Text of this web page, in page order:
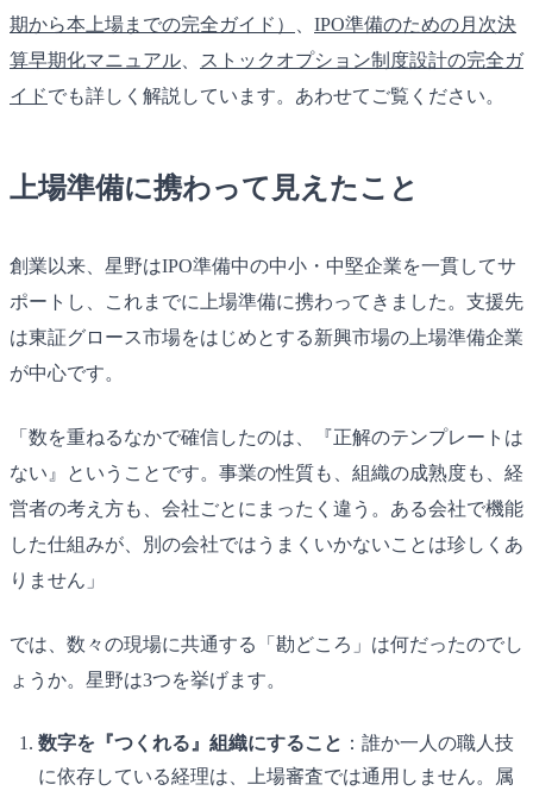
期から本上場までの完全ガイド）
IPO準備のための月次決
算早期化マニュアル
ストックオプション制度設計の完全ガ
イドでも詳しく解説しています。あわせてご覧ください。
上場準備に携わって見えたこと
創業以来、星野はIPO準備中の中小・中堅企業を一貫してサ
ポートし、これまでに上場準備に携わってきました。支援先
は東証グロース市場をはじめとする新興市場の上場準備企業
が中心です。
「数を重ねるなかで確信したのは、『正解のテンプレートは
ない』ということです。事業の性質も、組織の成熟度も、経
営者の考え方も、会社ごとにまったく違う。ある会社で機能
した仕組みが、別の会社ではうまくいかないことは珍しくあ
りません」
では、数々の現場に共通する「勘どころ」は何だったのでし
ょうか。星野は3つを挙げます。
数字を『つくれる』組織にすること ：誰か一人の職人技
に依存している経理は、上場審査では通用しません。属